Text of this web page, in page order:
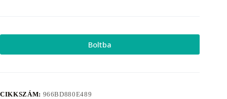
Boltba
CIKKSZÁM: 966BD880E489